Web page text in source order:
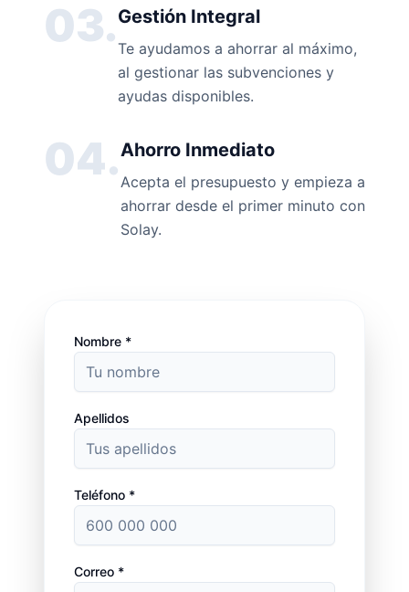
03.Gestión Integral
Te ayudamos a ahorrar al máximo,
al gestionar las subvenciones y
ayudas disponibles.
04.Ahorro Inmediato
Acepta el presupuesto y empieza a
ahorrar desde el primer minuto con
Solay.
Nombre *
Apellidos
Teléfono *
Correo *